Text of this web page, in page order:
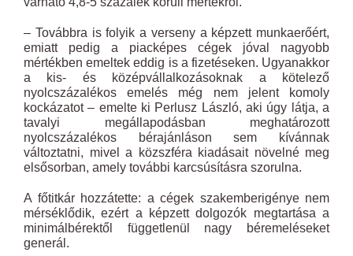
– Továbbra is folyik a verseny a képzett munkaerőért,
emiatt pedig a piacképes cégek jóval nagyobb
mértékben emeltek eddig is a fizetéseken. Ugyanakkor
a kis- és középvállalkozásoknak a kötelező
nyolcszázalékos emelés még nem jelent komoly
kockázatot – emelte ki Perlusz ­László, aki úgy látja, a
tavalyi megállapodásban meghatározott
nyolcszázalékos bérajánláson sem kívánnak
változtatni, mivel a közszféra kiadásait növelné meg
elsősorban, amely további karcsúsításra szorulna.
A főtitkár hozzátette: a cégek szakemberigénye nem
mérséklődik, ezért a képzett dolgozók megtartása a
minimálbérektől függetlenül nagy béremeléseket
generál.